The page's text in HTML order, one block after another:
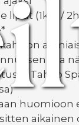
liput (1kpl /
saa
Tahko
huomioon
aikainen